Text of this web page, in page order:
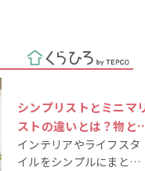
シンプリストとミニマ
ストの違いとは？物と
の断捨離方法を解説
インテリアやライフスタ
イルをシンプルにまとめ